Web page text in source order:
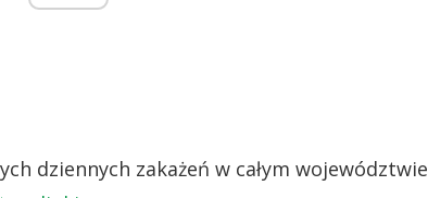
dziennych zakażeń w całym województwie